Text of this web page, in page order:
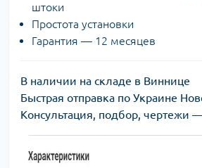
штоки
Простота установки
Гарантия — 12 месяцев
В наличии на складе в Виннице
Быстрая отправка по Украине
Консультация, подбор, чертежи